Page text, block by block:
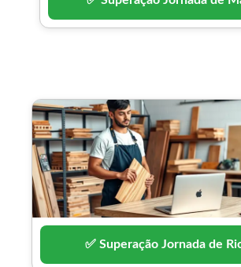
✅ Superação Jornada de